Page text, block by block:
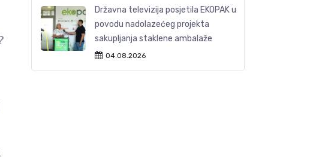
Državna televizija posjetila EKOPAK u
povodu nadolazećeg projekta
sakupljanja staklene ambalaže
04.08.2026